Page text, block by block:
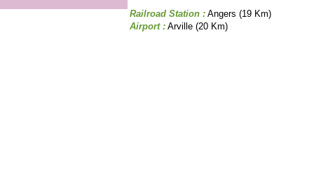
Railroad Station : Angers (19 Km)
Airport : Arville (20 Km)